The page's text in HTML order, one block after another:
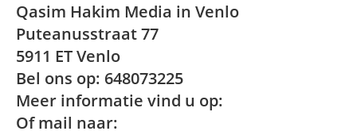
Qasim Hakim Media in Venlo
Puteanusstraat 77
5911 ET Venlo
Bel ons op: 648073225
Meer informatie vind u op:
Of mail naar: